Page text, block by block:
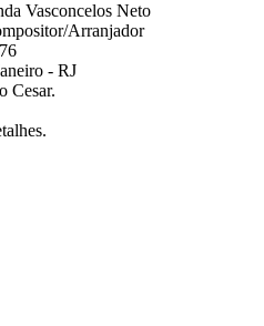
Vasconcelos Neto
Arranjador
- RJ
Cesar.